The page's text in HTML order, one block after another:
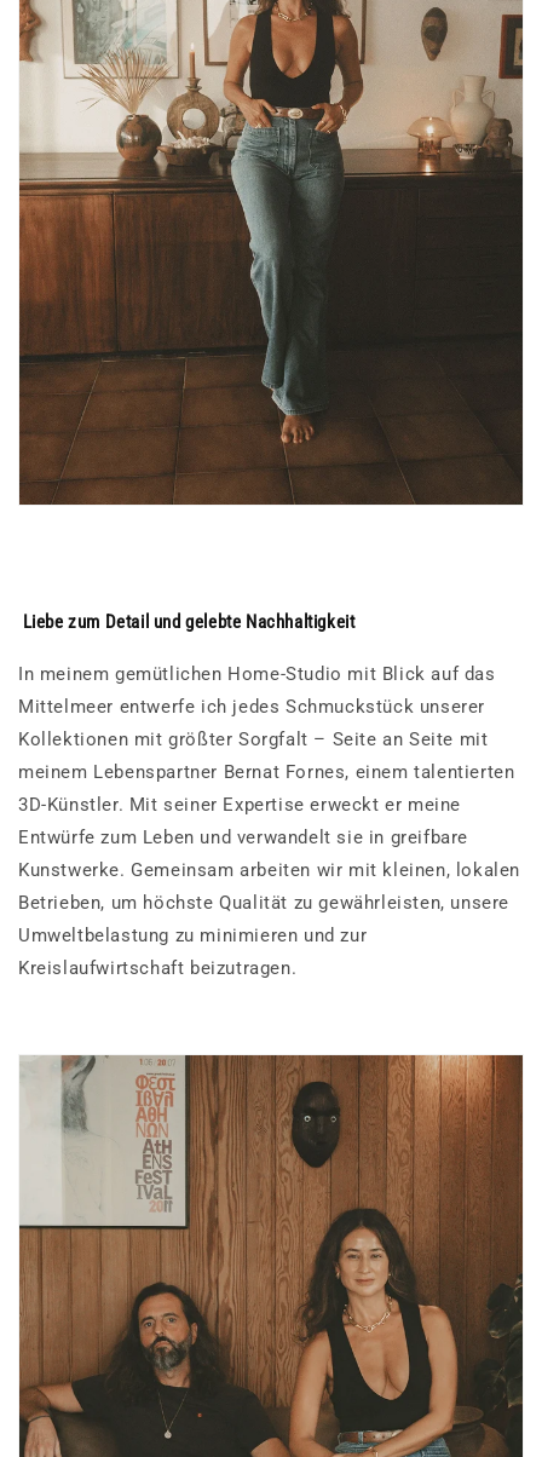
Liebe zum Detail und gelebte Nachhaltigkeit
In meinem gemütlichen Home-Studio mit Blick auf das
Mittelmeer entwerfe ich jedes Schmuckstück unserer
Kollektionen mit größter Sorgfalt – Seite an Seite mit
meinem Lebenspartner Bernat Fornes, einem talentierten
3D-Künstler. Mit seiner Expertise erweckt er meine
Entwürfe zum Leben und verwandelt sie in greifbare
Kunstwerke. Gemeinsam arbeiten wir mit kleinen, lokalen
Betrieben, um höchste Qualität zu gewährleisten, unsere
Umweltbelastung zu minimieren und zur
Kreislaufwirtschaft beizutragen.